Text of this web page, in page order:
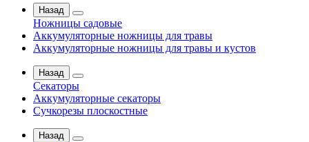
Назад
Ножницы садовые
Аккумуляторные ножницы для травы
Аккумуляторные ножницы для травы и кустов
Назад
Секаторы
Аккумуляторные секаторы
Сучкорезы плоскостные
Назад